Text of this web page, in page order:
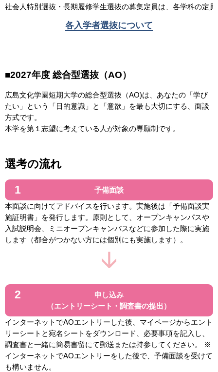
社会人特別選抜・長期履修学生選抜の募集定員は、各学科の定
各入学者選抜について
■2027年度 総合型選抜（AO）
広島文化学園短期大学の総合型選抜（AO)は、あなたの「学び
たい」という「目的意識」と「意欲」を最も大切にする、面談
方式です。
本学を第１志望に考えている人が対象の専願制です。
選考の流れ
予備面談
本面談に向けてアドバイスを行います。実施後は「予備面談実
施証明書」を発行します。原則として、オープンキャンパスや
入試説明会、ミニオープンキャンパスなどに参加した際に実施
します（都合がつかない方には個別にも実施します）。
申し込み
（エントリーシート・調査書の提出）
インターネットでAOエントリーした後、マイページからエント
リーシートと宛名シートをダウンロード、必要事項を記入し、
調査書と一緒に簡易書留にて郵送または持参してください。 ※
インターネットでAOエントリーをした後で、予備面談を受けて
も構いません。